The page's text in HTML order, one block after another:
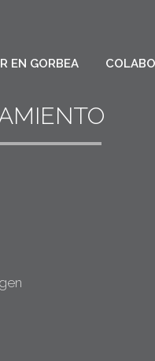
EN GORBEA